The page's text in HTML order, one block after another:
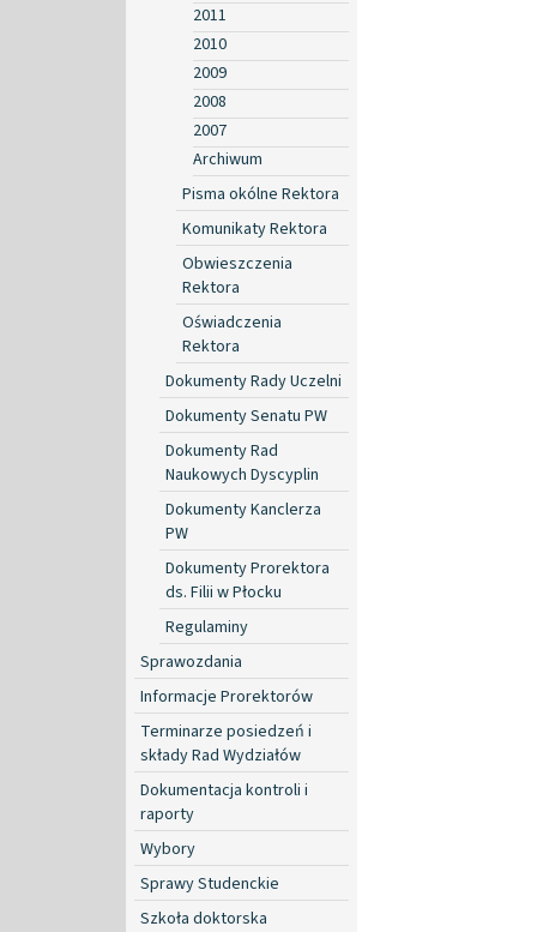
2011
2010
2009
2008
2007
Archiwum
Pisma okólne Rektora
Komunikaty Rektora
Obwieszczenia
Rektora
Oświadczenia
Rektora
Dokumenty Rady Uczelni
Dokumenty Senatu PW
Dokumenty Rad
Naukowych Dyscyplin
Dokumenty Kanclerza
PW
Dokumenty Prorektora
ds. Filii w Płocku
Regulaminy
Sprawozdania
Informacje Prorektorów
Terminarze posiedzeń i
składy Rad Wydziałów
Dokumentacja kontroli i
raporty
Wybory
Sprawy Studenckie
Szkoła doktorska